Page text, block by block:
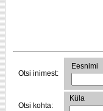
Otsi inimest:
Eesnimi
Otsi kohta:
Küla